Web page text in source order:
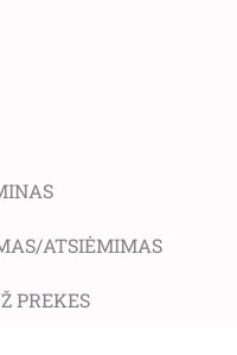
ATSIĖMIMAS
PREKES